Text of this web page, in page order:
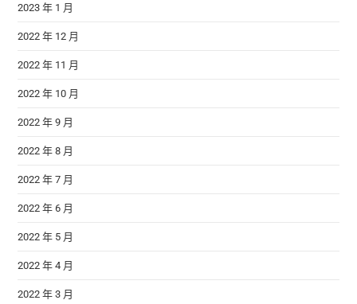
2023 年 1 月
2022 年 12 月
2022 年 11 月
2022 年 10 月
2022 年 9 月
2022 年 8 月
2022 年 7 月
2022 年 6 月
2022 年 5 月
2022 年 4 月
2022 年 3 月